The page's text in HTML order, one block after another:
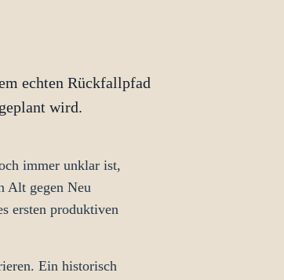
echten Rückfallpfad
wird.
immer unklar ist,
Alt gegen Neu
ersten produktiven
Ein historisch